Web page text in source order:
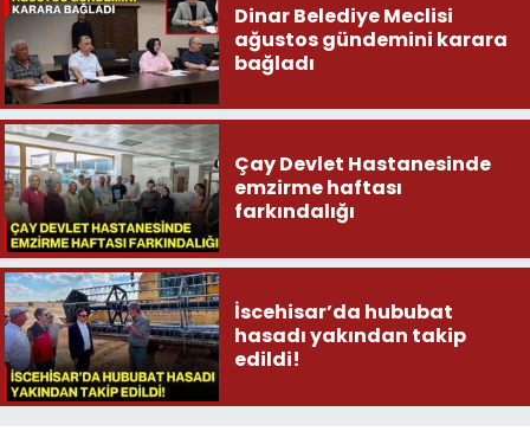
Dinar Belediye Meclisi
ağustos gündemini karara
bağladı
Çay Devlet Hastanesinde
emzirme haftası
farkındalığı
İscehisar’da hububat
hasadı yakından takip
edildi!